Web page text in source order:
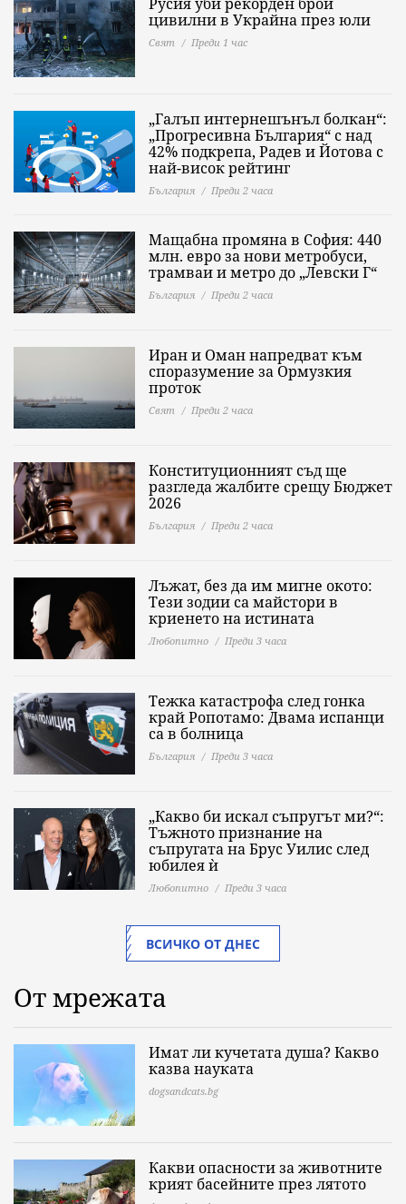
цивилни в Украйна през юли
Свят Преди 1 час
„Галъп интернешънъл болкан“:
„Прогресивна България“ с над
42% подкрепа, Радев и Йотова с
най-висок рейтинг
България Преди 2 часа
Мащабна промяна в София: 440
млн. евро за нови метробуси,
трамваи и метро до „Левски Г“
България Преди 2 часа
Иран и Оман напредват към
споразумение за Ормузкия
проток
Свят Преди 2 часа
Конституционният съд ще
разгледа жалбите срещу Бюджет
2026
България Преди 2 часа
Лъжат, без да им мигне окото:
Тези зодии са майстори в
криенето на истината
Любопитно Преди 3 часа
Тежка катастрофа след гонка
край Ропотамо: Двама испанци
са в болница
България Преди 3 часа
„Какво би искал съпругът ми?“:
Тъжното признание на
съпругата на Брус Уилис след
юбилея ѝ
Любопитно Преди 3 часа
ВСИЧКО ОТ ДНЕС
От мрежата
Имат ли кучетата душа? Какво
казва науката
dogsandcats.bg
Какви опасности за животните
крият басейните през лятото